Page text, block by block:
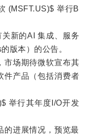
(MSFT.US)$ 举行B
新的AI 集成、服务
版本）的公告。
市场期待微软宣布其
件产品（包括消费者
举行其年度I/O开发
的进展情况，预览最